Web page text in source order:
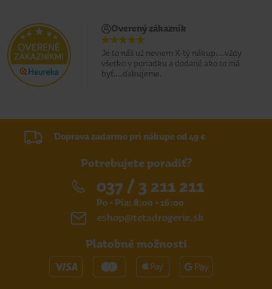
Overený zákazník
Je to náš už neviem X-tý nákup.....vždy
všetko v poriadku a dodané ako to má
byť.....ďakujeme.
Doprava zadarmo pri nákupe od 49 €
Potrebujete poradiť?
037 / 3 211 211
Po - Pia: 8:00 - 16:00
eshop@tetadrogerie.sk
Platobné možnosti